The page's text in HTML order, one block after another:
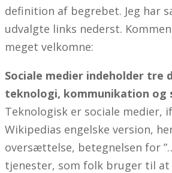
definition af begrebet. Jeg har
udvalgte links nederst.
meget velkomne:
Sociale medier indeholder tre
teknologi, kommunikation og
Teknologisk er sociale medier,
Wikipedias engelske version,
oversættelse, betegnelsen for
tjenester, som folk bruger til at